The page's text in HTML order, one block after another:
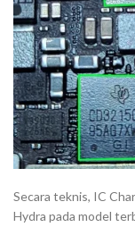
Secara teknis, IC
Hydra pada model